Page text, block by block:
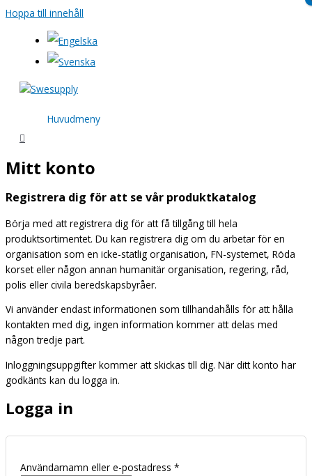
Hoppa till innehåll
Huvudmeny
Mitt konto
Registrera dig för att se vår produktkatalog
Börja med att registrera dig för att få tillgång till hela
produktsortimentet. Du kan registrera dig om du arbetar för en
organisation som en icke-statlig organisation, FN-systemet, Röda
korset eller någon annan humanitär organisation, regering, råd,
polis eller civila beredskapsbyråer.
Vi använder endast informationen som tillhandahålls för att hålla
kontakten med dig, ingen information kommer att delas med
någon tredje part.
Inloggningsuppgifter kommer att skickas till dig. När ditt konto har
godkänts kan du logga in.
Logga in
Användarnamn eller e-postadress *